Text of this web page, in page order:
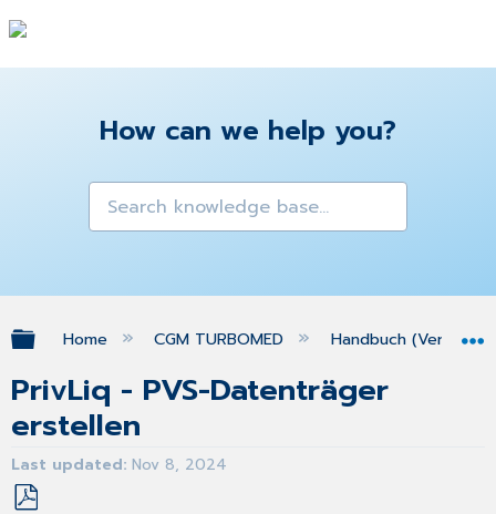
How can we help you?
Expand/collapse global hierarchy
Home CGM TURBOMED Handbuch (Version
PrivLiq - PVS-Datenträger
erstellen
Last updated Nov 8, 2024